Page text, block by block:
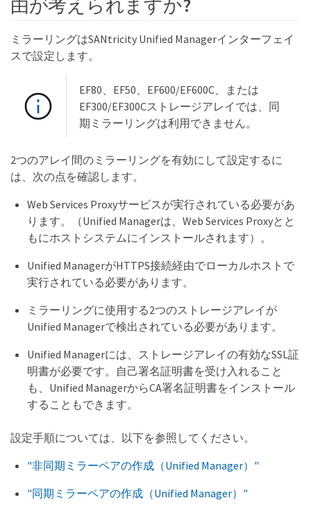
由が考えられますか?
ミラーリングはSANtricity Unified Managerインターフェイ
スで設定します。
EF80、EF50、EF600/EF600C、または
EF300/EF300Cストレージアレイでは、同
期ミラーリングは利用できません。
2つのアレイ間のミラーリングを有効にして設定するに
は、次の点を確認します。
Web Services Proxyサービスが実行されている必要があ
ります。（Unified Managerは、Web Services Proxyとと
もにホストシステムにインストールされます）。
Unified ManagerがHTTPS接続経由でローカルホストで
実行されている必要があります。
ミラーリングに使用する2つのストレージアレイが
Unified Managerで検出されている必要があります。
Unified Managerには、ストレージアレイの有効なSSL証
明書が必要です。自己署名証明書を受け入れること
も、Unified ManagerからCA署名証明書をインストール
することもできます。
設定手順については、以下を参照してください。
"非同期ミラーペアの作成（Unified Manager）"
"同期ミラーペアの作成（Unified Manager）"